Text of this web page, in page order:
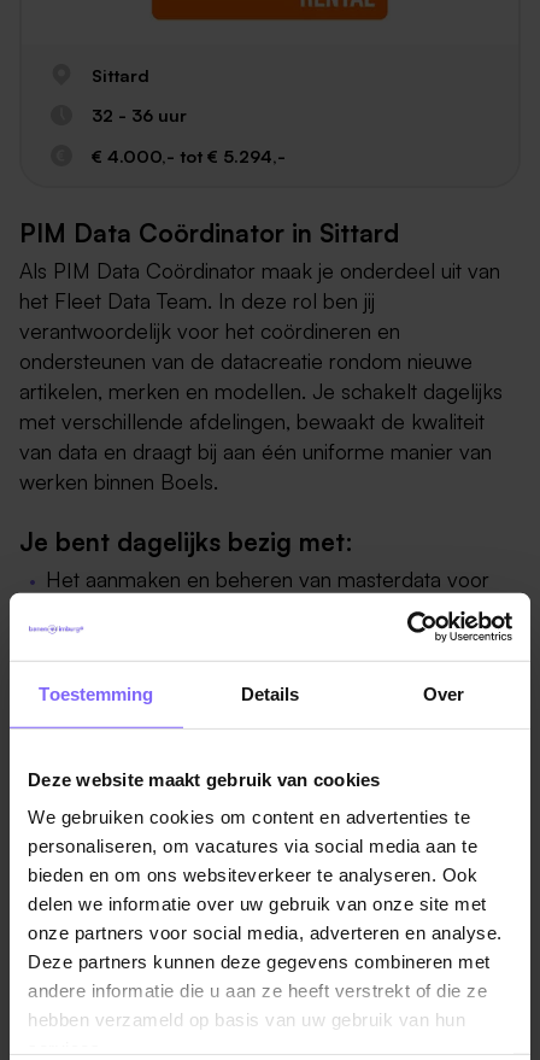
Toestemming Details Over
Deze website maakt gebruik van cookies
We gebruiken cookies om content en advertenties te
personaliseren, om vacatures via social media aan te
bieden en om ons websiteverkeer te analyseren. Ook
delen we informatie over uw gebruik van onze site met
onze partners voor social media, adverteren en analyse.
Deze partners kunnen deze gegevens combineren met
andere informatie die u aan ze heeft verstrekt of die ze
hebben verzameld op basis van uw gebruik van hun
Sittard
32 - 36 uur
€ 4.000,- tot € 5.294,-
PIM Data Coördinator in Sittard
Als PIM Data Coördinator maak je onderdeel uit van
het Fleet Data Team. In deze rol ben jij
verantwoordelijk voor het coördineren en
ondersteunen van de datacreatie rondom nieuwe
artikelen, merken en modellen. Je schakelt dagelijks
met verschillende afdelingen, bewaakt de kwaliteit
van data en draagt bij aan één uniforme manier van
werken binnen Boels.
Je bent dagelijks bezig met:
Het aanmaken en beheren van masterdata voor
Het verwerken van veiligheidswaarschuwingen,
Het coördineren van wijzigingen in artikeldata,
Het afstemmen van dataverzoeken met
verschillende stakeholders binnen de organisatie;
Het samenwerken met het PIM-team rondom
productverrijking en datakwaliteit;
Het signaleren van verbeterkansen binnen
processen en systemen en ondersteunen bij de
implementaties;